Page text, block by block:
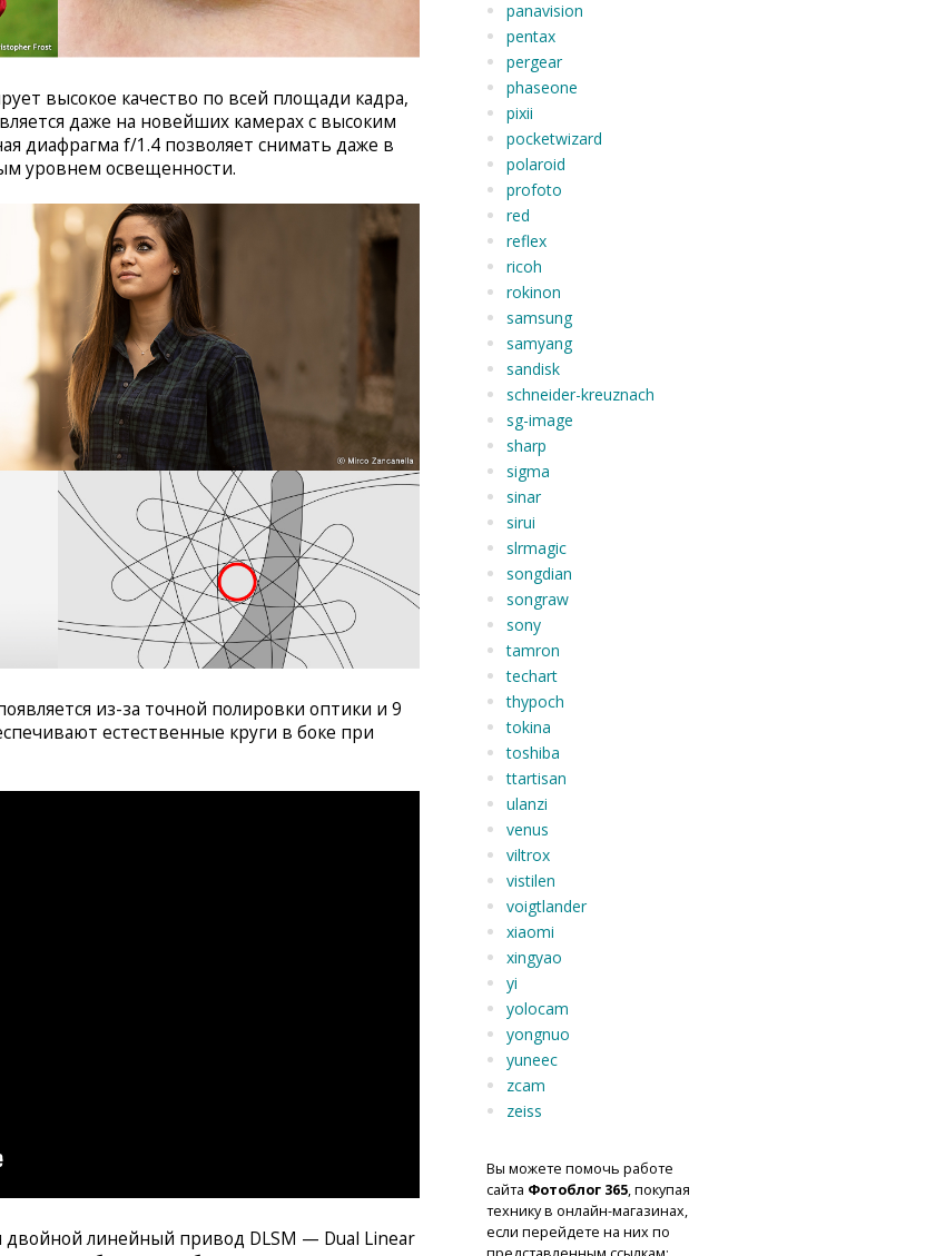
высокое качество по всей площади кадра,
даже на новейших камерах с высоким
диафрагма f/1.4 позволяет снимать даже в
уровнем освещенности.
из-за точной полировки оптики и 9
естественные круги в боке при
двойной линейный привод DLSM — Dual Linear
panavision
pentax
pergear
phaseone
pixii
pocketwizard
polaroid
profoto
red
reflex
ricoh
rokinon
samsung
samyang
sandisk
schneider-kreuznach
sg-image
sharp
sigma
sinar
sirui
slrmagic
songdian
songraw
sony
tamron
techart
thypoch
tokina
toshiba
ttartisan
ulanzi
venus
viltrox
vistilen
voigtlander
xiaomi
xingyao
yi
yolocam
yongnuo
yuneec
zcam
zeiss
Вы можете помочь работе
сайта Фотоблог 365, покупая
технику в онлайн-магазинах,
если перейдете на них по